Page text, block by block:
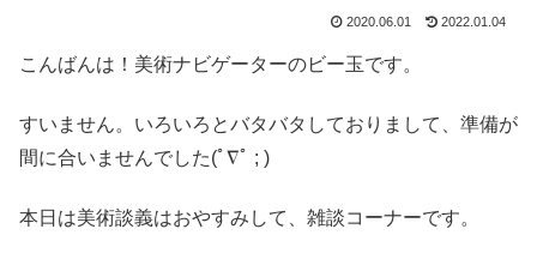
2020.06.01 2022.01.04
こんばんは！美術ナビゲーターのビー玉です。
すいません。いろいろとバタバタしておりまして、準備が
間に合いませんでした(ﾟ∇ﾟ ; )
本日は美術談義はおやすみして、雑談コーナーです。